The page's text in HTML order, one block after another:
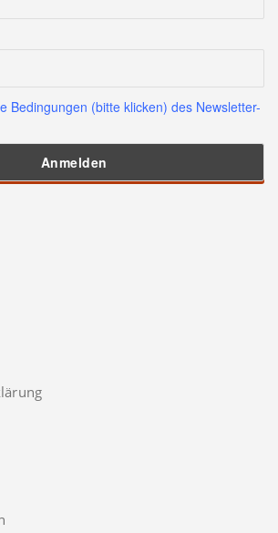
Bedingungen (bitte klicken) des Newsletter-